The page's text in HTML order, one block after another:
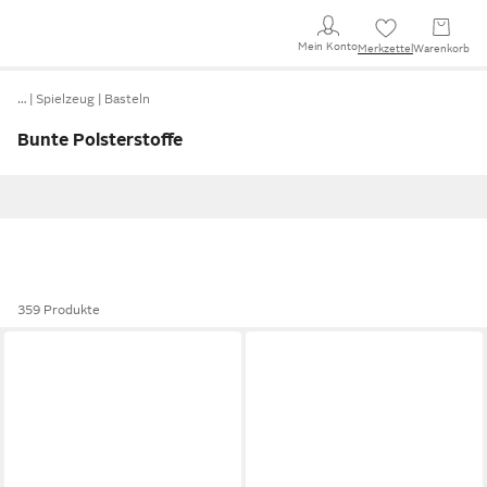
Mein KontoMerkzettel Warenkorb
… Spielzeug Basteln
Bunte Polsterstoffe
359 Produkte